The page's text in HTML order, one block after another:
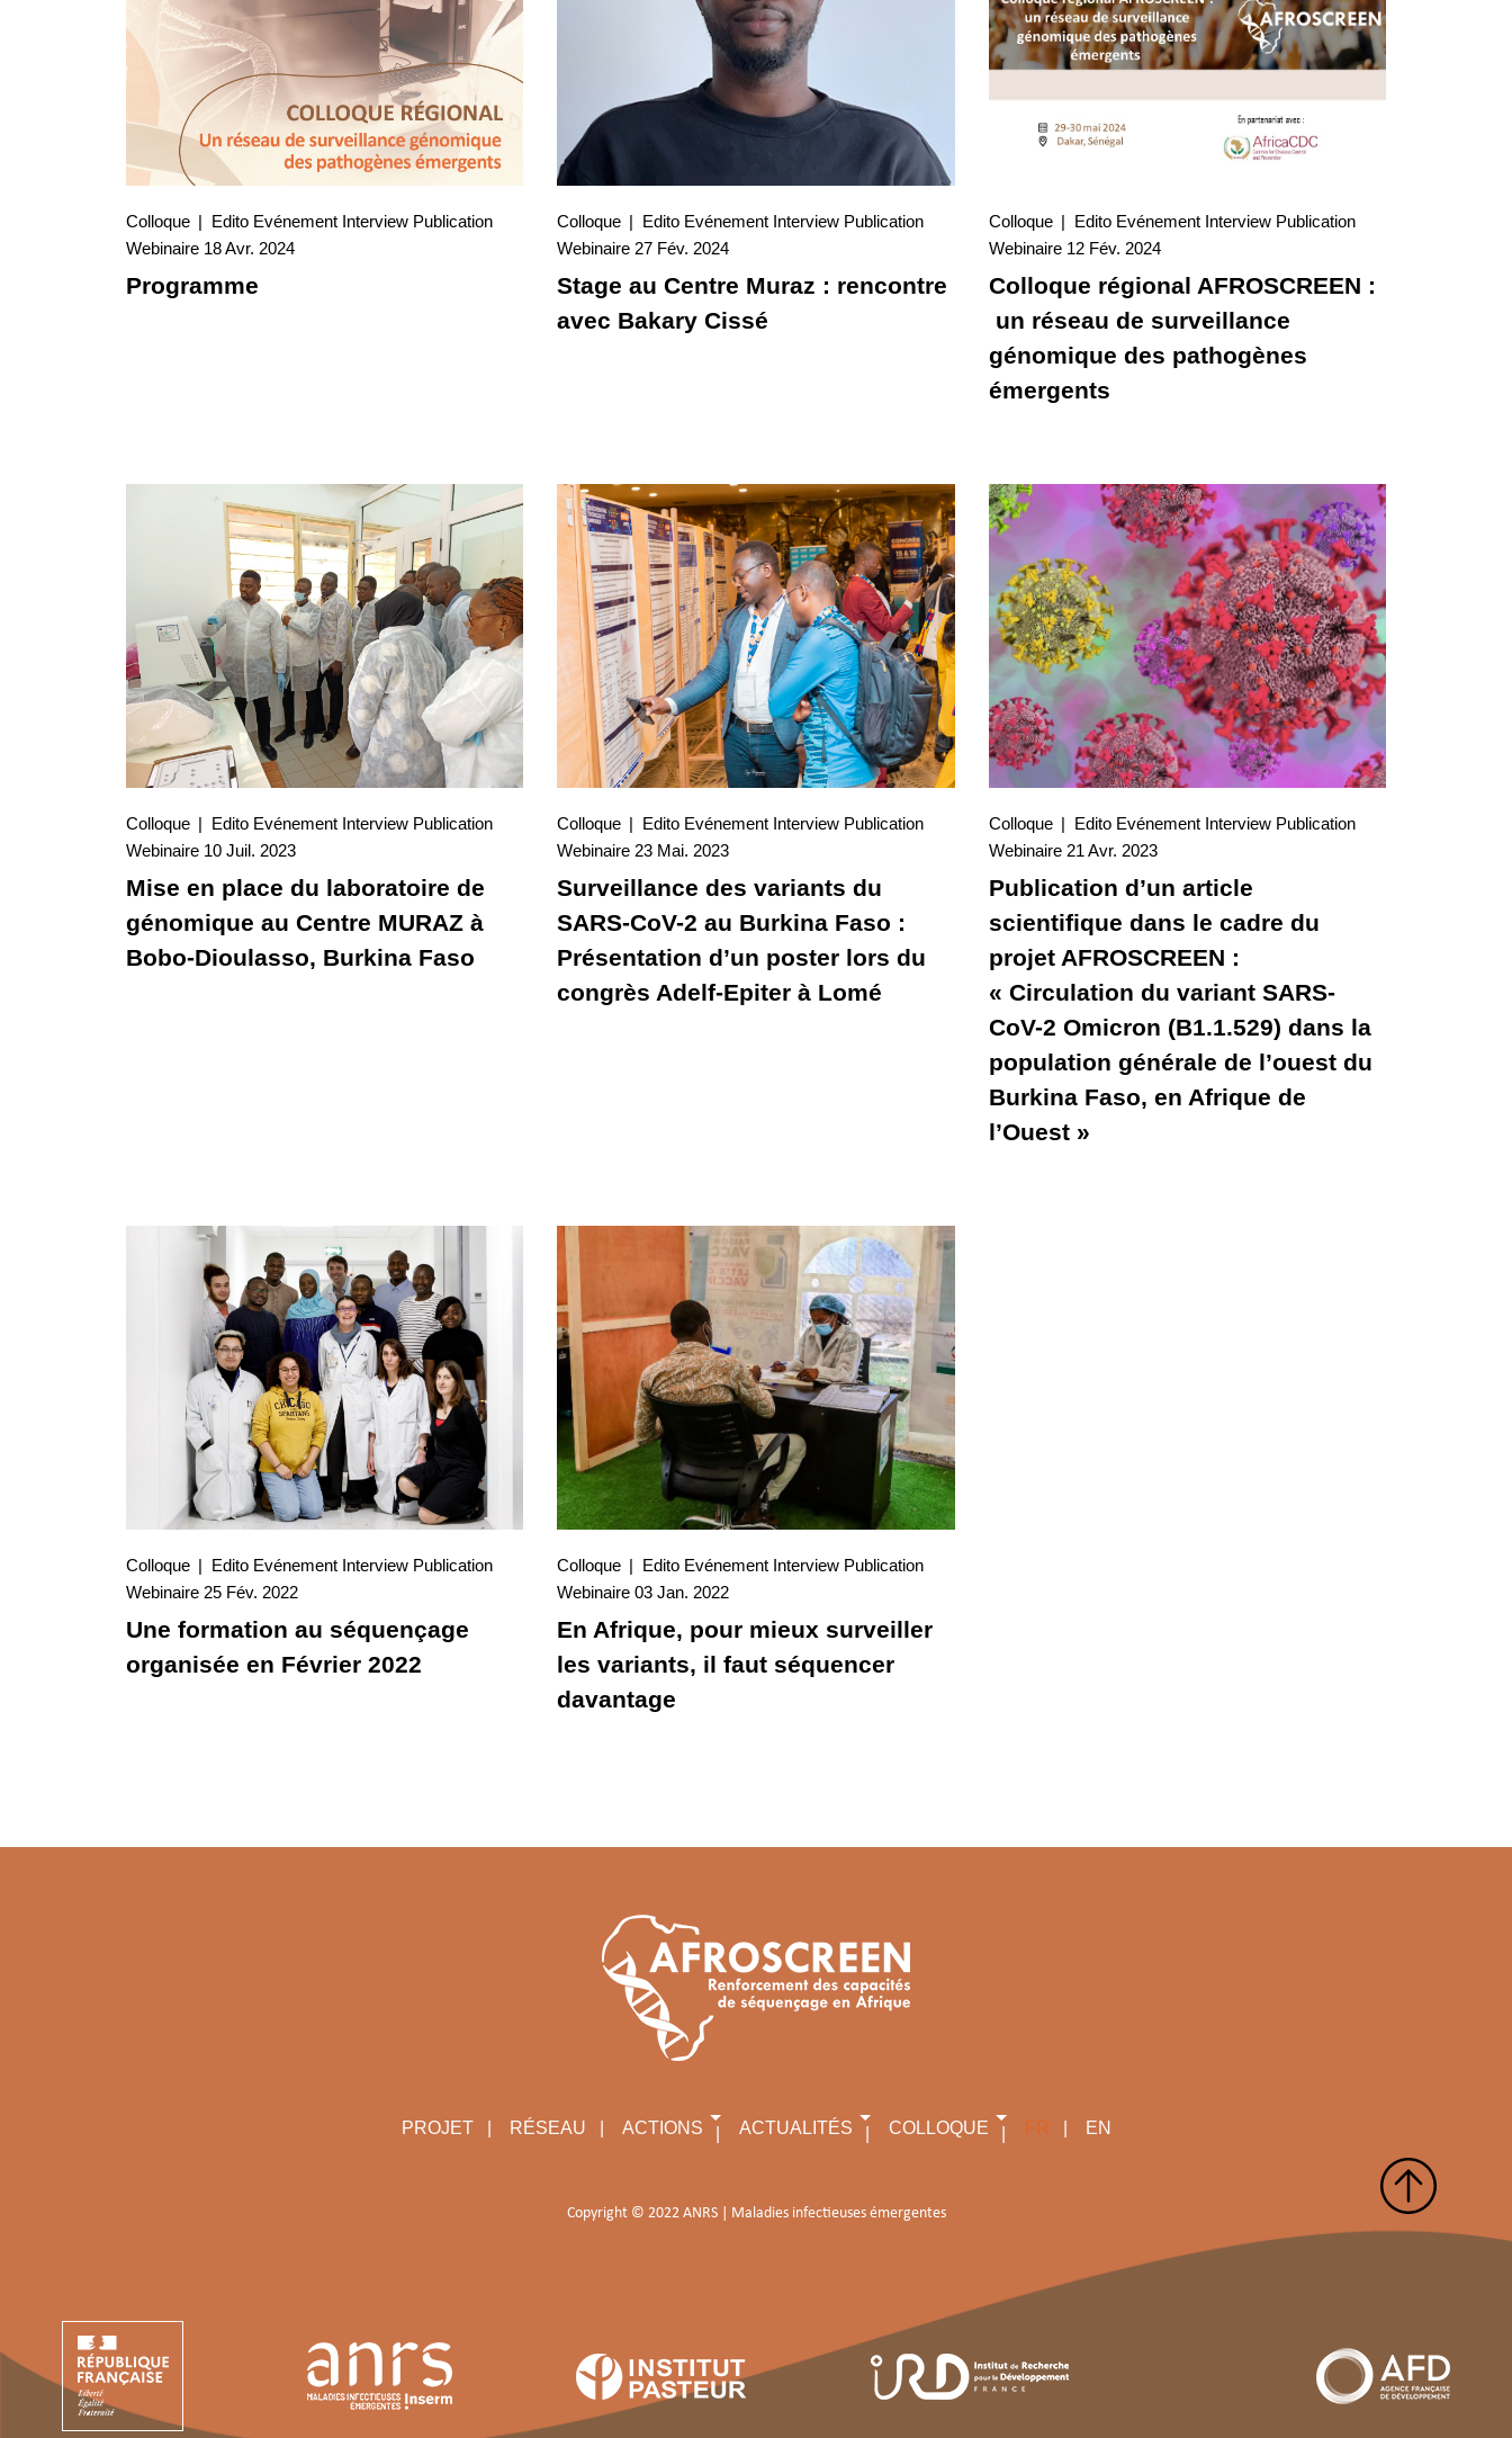
Colloque Edito Evénement Interview Publication
Webinaire 18 Avr. 2024
Programme
Colloque Edito Evénement Interview Publication
Webinaire 27 Fév. 2024
Stage au Centre Muraz : rencontre
avec Bakary Cissé
Colloque Edito Evénement Interview Publication
Webinaire 12 Fév. 2024
Colloque régional AFROSCREEN :
un réseau de surveillance
génomique des pathogènes
émergents
Colloque Edito Evénement Interview Publication
Webinaire 10 Juil. 2023
Mise en place du laboratoire de
génomique au Centre MURAZ à
Bobo-Dioulasso, Burkina Faso
Colloque Edito Evénement Interview Publication
Webinaire 23 Mai. 2023
Surveillance des variants du
SARS-CoV-2 au Burkina Faso :
Présentation d’un poster lors du
congrès Adelf-Epiter à Lomé
Colloque Edito Evénement Interview Publication
Webinaire 21 Avr. 2023
Publication d’un article
scientifique dans le cadre du
projet AFROSCREEN :
« Circulation du variant SARS-
CoV-2 Omicron (B1.1.529) dans la
population générale de l’ouest du
Burkina Faso, en Afrique de
l’Ouest »
Colloque Edito Evénement Interview Publication
Webinaire 25 Fév. 2022
Une formation au séquençage
organisée en Février 2022
Colloque Edito Evénement Interview Publication
Webinaire 03 Jan. 2022
En Afrique, pour mieux surveiller
les variants, il faut séquencer
davantage
PROJET RÉSEAU ACTIONS ACTUALITÉS COLLOQUE FR EN
Copyright © 2022 ANRS | Maladies infectieuses émergentes